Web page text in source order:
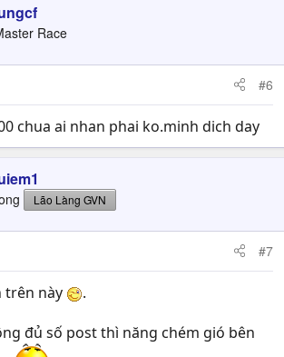
Race
#6
chua ai nhan phai ko.minh dich day
Lão Làng GVN
#7
trên này
.
đủ số post thì năng chém gió bên